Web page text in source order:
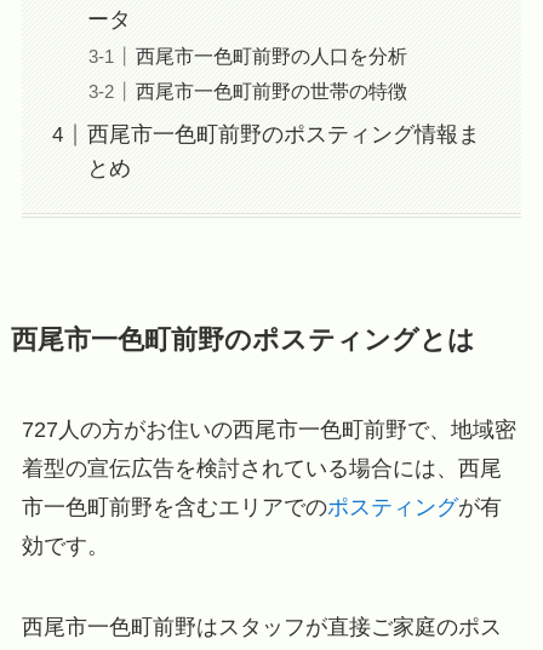
ータ
西尾市一色町前野の人口を分析
西尾市一色町前野の世帯の特徴
西尾市一色町前野のポスティング情報ま
とめ
西尾市一色町前野のポスティングとは
727人の方がお住いの西尾市一色町前野で、地域密
着型の宣伝広告を検討されている場合には、西尾
市一色町前野を含むエリアでのポスティングが有
効です。
西尾市一色町前野はスタッフが直接ご家庭のポス